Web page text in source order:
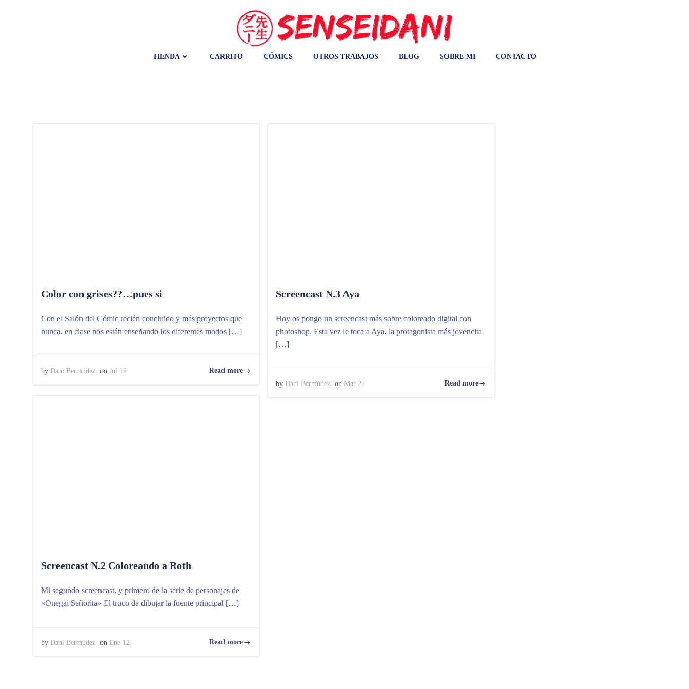
TIENDA CARRITO CÓMICS OTROS TRABAJOS BLOG SOBRE MI CONTACTO
Color con grises??…pues si
Con el Salón del Cómic recién concluido y más proyectos que
nunca, en clase nos están enseñando los diferentes modos […]
by Dani Bermúdez on Jul 12 Read more
Screencast N.3 Aya
Hoy os pongo un screencast más sobre coloreado digital con
photoshop. Esta vez le toca a Aya, la protagonista más jovencita
[…]
by Dani Bermúdez on Mar 25 Read more
Screencast N.2 Coloreando a Roth
Mi segundo screencast, y primero de la serie de personajes de
«Onegai Señorita» El truco de dibujar la fuente principal […]
by Dani Bermúdez on Ene 12 Read more